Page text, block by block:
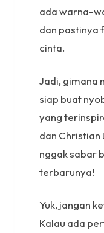
ada warna-
dan pastinya
cinta.
Jadi, gimana
siap buat
yang
dan Christian
nggak sabar
terbarunya!
Yuk, jangan
Kalau ada